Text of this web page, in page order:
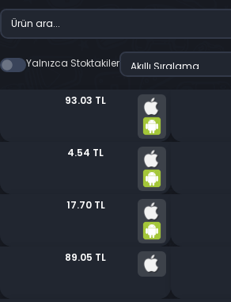
Yalnızca Stoktakiler
93.03 TL
4.54 TL
17.70 TL
89.05 TL